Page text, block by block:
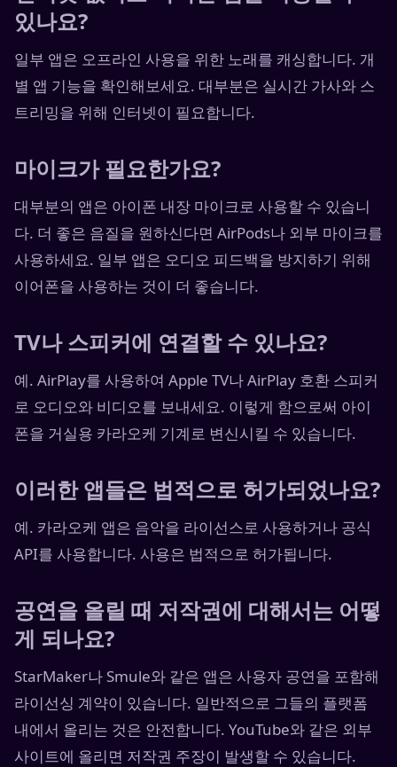
있나요?
일부 앱은 오프라인 사용을 위한 노래를 캐싱합니다. 개
별 앱 기능을 확인해보세요. 대부분은 실시간 가사와 스
트리밍을 위해 인터넷이 필요합니다.
마이크가 필요한가요?
대부분의 앱은 아이폰 내장 마이크로 사용할 수 있습니
다. 더 좋은 음질을 원하신다면 AirPods나 외부 마이크를
사용하세요. 일부 앱은 오디오 피드백을 방지하기 위해
이어폰을 사용하는 것이 더 좋습니다.
TV나 스피커에 연결할 수 있나요?
예. AirPlay를 사용하여 Apple TV나 AirPlay 호환 스피커
로 오디오와 비디오를 보내세요. 이렇게 함으로써 아이
폰을 거실용 카라오케 기계로 변신시킬 수 있습니다.
이러한 앱들은 법적으로 허가되었나요?
예. 카라오케 앱은 음악을 라이선스로 사용하거나 공식
API를 사용합니다. 사용은 법적으로 허가됩니다.
공연을 올릴 때 저작권에 대해서는 어떻
게 되나요?
StarMaker나 Smule와 같은 앱은 사용자 공연을 포함해
라이선싱 계약이 있습니다. 일반적으로 그들의 플랫폼
내에서 올리는 것은 안전합니다. YouTube와 같은 외부
사이트에 올리면 저작권 주장이 발생할 수 있습니다.